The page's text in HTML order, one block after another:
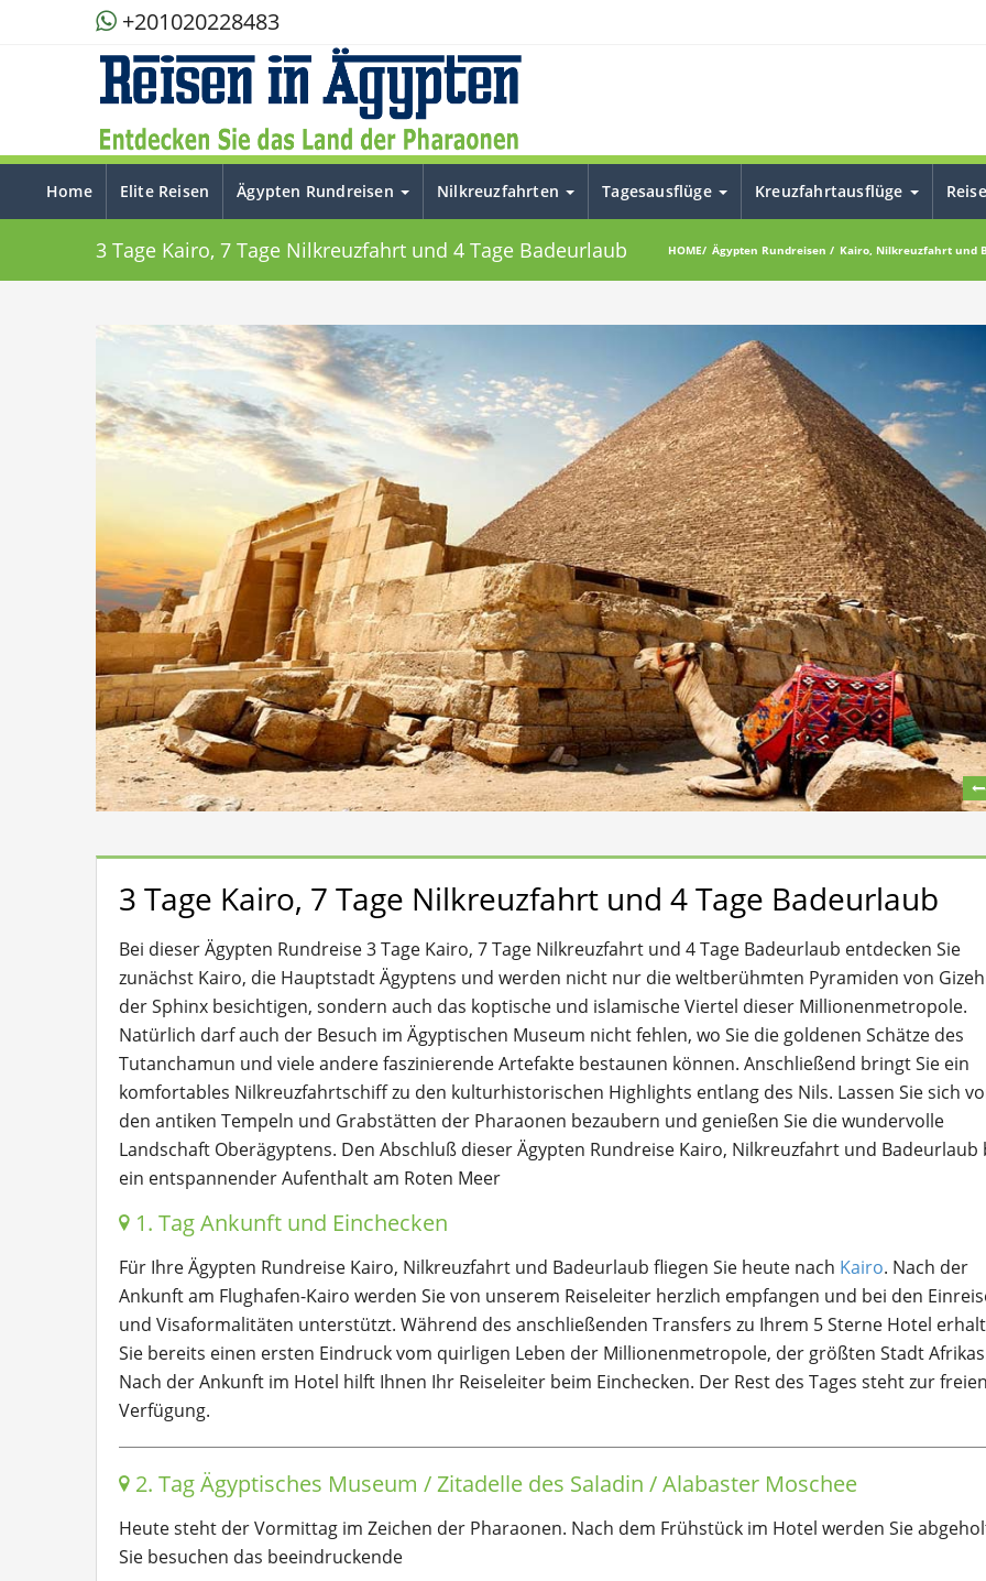
+201020228483
Home Elite Reisen Ägypten Rundreisen Nilkreuzfahrten Tagesausflüge Kreuzfahrtausflüge
3 Tage Kairo, 7 Tage Nilkreuzfahrt und 4 Tage Badeurlaub HOME Ägypten Rundreisen Kairo, Nilkreuzfahrt und
3 Tage Kairo, 7 Tage Nilkreuzfahrt und 4 Tage Badeurlaub
Bei dieser Ägypten Rundreise 3 Tage Kairo, 7 Tage Nilkreuzfahrt und 4 Tage Badeurlaub entdecken Sie
zunächst Kairo, die Hauptstadt Ägyptens und werden nicht nur die weltberühmten Pyramiden von
der Sphinx besichtigen, sondern auch das koptische und islamische Viertel dieser Millionenmetropole.
Natürlich darf auch der Besuch im Ägyptischen Museum nicht fehlen, wo Sie die goldenen Schätze des
Tutanchamun und viele andere faszinierende Artefakte bestaunen können. Anschließend bringt Sie ein
komfortables Nilkreuzfahrtschiff zu den kulturhistorischen Highlights entlang des Nils. Lassen Sie sich
den antiken Tempeln und Grabstätten der Pharaonen bezaubern und genießen Sie die wundervolle
Landschaft Oberägyptens. Den Abschluß dieser Ägypten Rundreise Kairo, Nilkreuzfahrt und Badeurlaub
ein entspannender Aufenthalt am Roten Meer
1. Tag Ankunft und Einchecken
Für Ihre Ägypten Rundreise Kairo, Nilkreuzfahrt und Badeurlaub fliegen Sie heute nach Kairo. Nach der
Ankunft am Flughafen-Kairo werden Sie von unserem Reiseleiter herzlich empfangen und bei den
und Visaformalitäten unterstützt. Während des anschließenden Transfers zu Ihrem 5 Sterne Hotel
Sie bereits einen ersten Eindruck vom quirligen Leben der Millionenmetropole, der größten Stadt
Nach der Ankunft im Hotel hilft Ihnen Ihr Reiseleiter beim Einchecken. Der Rest des Tages steht zur freien
Verfügung.
2. Tag Ägyptisches Museum / Zitadelle des Saladin / Alabaster Moschee
Heute steht der Vormittag im Zeichen der Pharaonen. Nach dem Frühstück im Hotel werden Sie
Sie besuchen das beeindruckende